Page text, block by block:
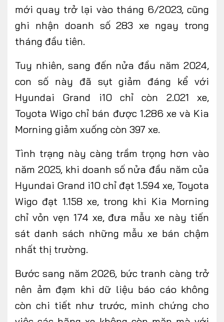
mới quay trở lại vào tháng 6/2023, cũng
ghi nhận doanh số 283 xe ngay trong
tháng đầu tiên.
Tuy nhiên, sang đến nửa đầu năm 2024,
con số này đã sụt giảm đáng kể với
Hyundai Grand i10 chỉ còn 2.021 xe,
Toyota Wigo chỉ bán được 1.286 xe và Kia
Morning giảm xuống còn 397 xe.
Tình trạng này càng trầm trọng hơn vào
năm 2025, khi doanh số nửa đầu năm của
Hyundai Grand i10 chỉ đạt 1.594 xe, Toyota
Wigo đạt 1.158 xe, trong khi Kia Morning
chỉ vỏn vẹn 174 xe, đưa mẫu xe này tiến
sát danh sách những mẫu xe bán chậm
nhất thị trường.
Bước sang năm 2026, bức tranh càng trở
nên ảm đạm khi dữ liệu báo cáo không
còn chi tiết như trước, minh chứng cho